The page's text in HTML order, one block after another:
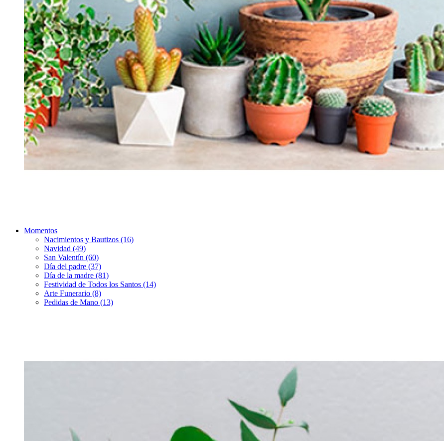
Momentos
Nacimientos y Bautizos (16)
Navidad (49)
San Valentín (60)
Día del padre (37)
Día de la madre (81)
Festividad de Todos los Santos (14)
Arte Funerario (8)
Pedidas de Mano (13)